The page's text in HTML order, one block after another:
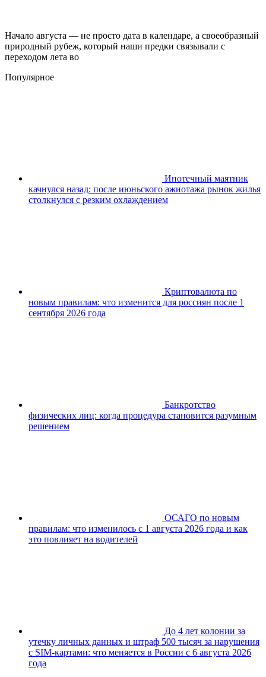
Начало августа — не просто дата в календаре, а своеобразный
природный рубеж, который наши предки связывали с
переходом лета во
Популярное
Ипотечный маятник
качнулся назад: после июньского ажиотажа рынок жилья
столкнулся с резким охлаждением
Криптовалюта по
новым правилам: что изменится для россиян после 1
сентября 2026 года
Банкротство
физических лиц: когда процедура становится разумным
решением
ОСАГО по новым
правилам: что изменилось с 1 августа 2026 года и как
это повлияет на водителей
До 4 лет колонии за
утечку личных данных и штраф 500 тысяч за нарушения
с SIM-картами: что меняется в России с 6 августа 2026
года